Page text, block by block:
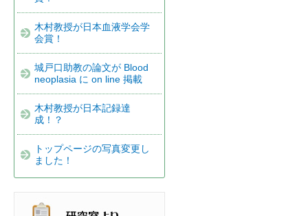
木村教授が日本血液学会学
会賞！
城戸口助教の論文が Blood
neoplasia に on line 掲載
木村教授が日本記録達
成！？
トップページの写真変更し
ました！